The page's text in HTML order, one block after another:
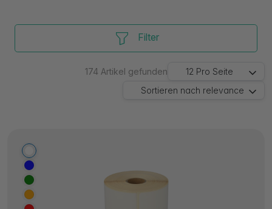
Filter
174 Artikel gefunden 12 Pro Seite
Sortieren nach relevance